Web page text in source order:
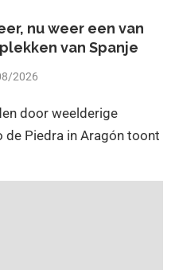
nu weer een van
van Spanje
2026
door weelderige
Piedra in Aragón toont